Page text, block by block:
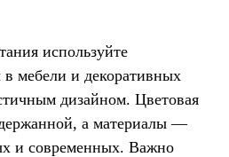
используйте
в мебели и декоративных
дизайном. Цветовая
а материалы —
и современных. Важно